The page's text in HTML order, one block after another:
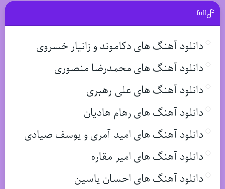
full
دانلود آهنگ های دکاموند و زانیار خسروی
دانلود آهنگ های محمدرضا منصوری
دانلود آهنگ های علی رهبری
دانلود آهنگ های رهام هادیان
دانلود آهنگ های امید آمری و یوسف صیادی
دانلود آهنگ های امیر مقاره
دانلود آهنگ های احسان یاسین